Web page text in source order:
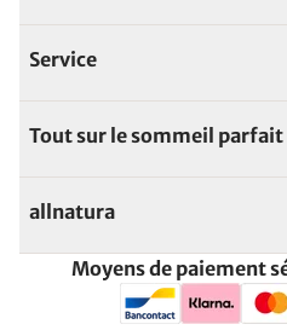
Service
Tout sur le sommeil parfait
allnatura
Moyens de paiement